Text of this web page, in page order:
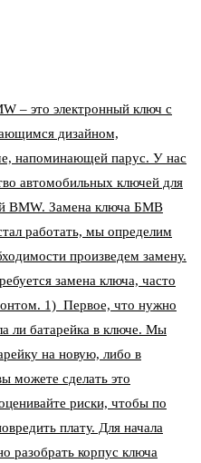
– это электронный ключ с
дизайном,
напоминающей парус. У нас
автомобильных ключей для
BMW. Замена ключа БМВ
работать, мы определим
произведем замену.
замена ключа, часто
1) Первое, что нужно
ли батарейка в ключе. Мы
на новую, либо в
можете сделать это
риски, чтобы по
плату. Для начала
разобрать корпус ключа